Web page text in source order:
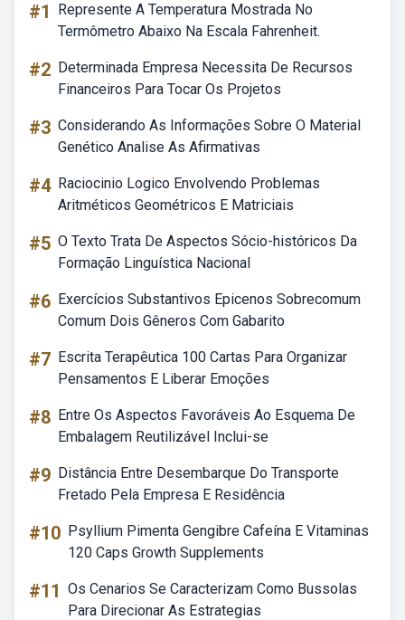
#1
Represente A Temperatura Mostrada No
Termômetro Abaixo Na Escala Fahrenheit.
#2 Determinada Empresa Necessita De Recursos
Financeiros Para Tocar Os Projetos
#3 Considerando As Informações Sobre O Material
Genético Analise As Afirmativas
#4 Raciocinio Logico Envolvendo Problemas
Aritméticos Geométricos E Matriciais
#5 O Texto Trata De Aspectos Sócio-históricos Da
Formação Linguística Nacional
#6 Exercícios Substantivos Epicenos Sobrecomum
Comum Dois Gêneros Com Gabarito
#7 Escrita Terapêutica 100 Cartas Para Organizar
Pensamentos E Liberar Emoções
#8 Entre Os Aspectos Favoráveis Ao Esquema De
Embalagem Reutilizável Inclui-se
#9 Distância Entre Desembarque Do Transporte
Fretado Pela Empresa E Residência
#10 Psyllium Pimenta Gengibre Cafeína E Vitaminas
120 Caps Growth Supplements
#11 Os Cenarios Se Caracterizam Como Bussolas
Para Direcionar As Estrategias